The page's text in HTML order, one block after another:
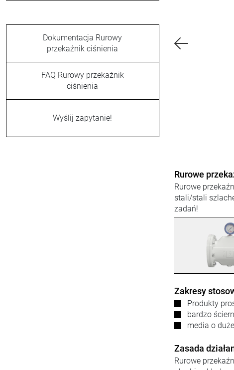
Dokumentacja Rurowy
przekaźnik ciśnienia
FAQ Rurowy przekaźnik
ciśnienia
Wyślij zapytanie!
Rurowe
Rurowe
zabezpieczony
Zakresy
Produkty
bardzo
media o
Zasada
Rurowe
obrębie